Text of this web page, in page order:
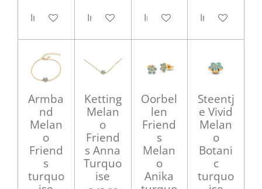
In winkelwagenIn winkelwagenIn winkelwagenIn
Armba
nd
Melan
o
Friend
s
turquo
Ketting
Melan
o
Friend
s Anna
Turquo
ise
Oorbel
len
Friend
s
Melan
o
Anika
Steentj
e Vivid
Melan
o
Botani
c
turquo